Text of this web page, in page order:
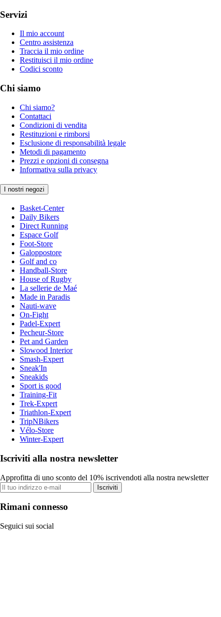
Servizi
Il mio account
Centro assistenza
Traccia il mio ordine
Restituisci il mio ordine
Codici sconto
Chi siamo
Chi siamo?
Contattaci
Condizioni di vendita
Restituzioni e rimborsi
Esclusione di responsabilità legale
Metodi di pagamento
Prezzi e opzioni di consegna
Informativa sulla privacy
I nostri negozi
Basket-Center
Daily Bikers
Direct Running
Espace Golf
Foot-Store
Galoppostore
Golf and co
Handball-Store
House of Rugby
La sellerie de Maé
Made in Paradis
Nauti-wave
On-Fight
Padel-Expert
Pecheur-Store
Pet and Garden
Slowood Interior
Smash-Expert
Sneak'In
Sneakids
Sport is good
Training-Fit
Trek-Expert
Triathlon-Expert
TripNBikers
Vélo-Store
Winter-Expert
Iscriviti alla nostra newsletter
Approfitta di uno sconto del 10% iscrivendoti alla nostra newsletter
Iscriviti
Rimani connesso
Seguici sui social